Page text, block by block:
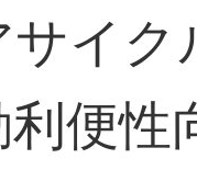
イ
便